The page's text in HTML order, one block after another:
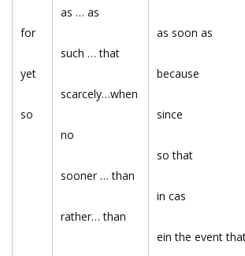
for
yet
so
as … as
such … that
scarcely…when
no
sooner … than
rather… than
as soon as
because
since
so that
in cas
ein the event